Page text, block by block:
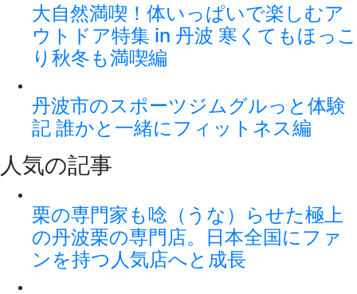
大自然満喫！体いっぱいで楽しむア
ウトドア特集 in 丹波 寒くてもほっこ
り秋冬も満喫編
丹波市のスポーツジムグルっと体験
記 誰かと一緒にフィットネス編
人気の記事
栗の専門家も唸（うな）らせた極上
の丹波栗の専門店。日本全国にファ
ンを持つ人気店へと成長